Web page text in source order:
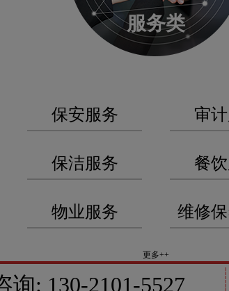
服务类
保安服务 审
保洁服务 餐
物业服务 维修
更多++
询: 130-2101-5527